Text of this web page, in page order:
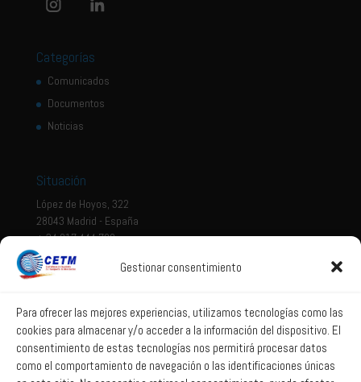
Gestionar consentimiento
Para ofrecer las mejores experiencias, utilizamos tecnologías como las
cookies para almacenar y/o acceder a la información del dispositivo. El
consentimiento de estas tecnologías nos permitirá procesar datos
como el comportamiento de navegación o las identificaciones únicas
Categorías
Comunicados
Documentos
Noticias
Situación
López de Hoyos, 322
28043 Madrid - España
+ 34 917 444 700
Aviso legal
Política de privacidad
Política de Sistema Interno de Información
Política de Cookies